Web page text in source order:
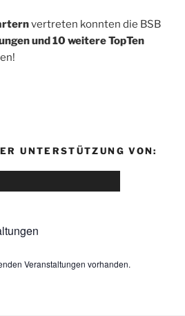
vertreten konnten die BSB
und 10 weitere TopTen
UNTERSTÜTZUNG VON:
Veranstaltungen vorhanden.